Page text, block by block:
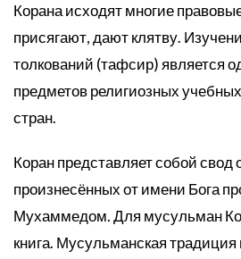
Корана исходят многие
присягают, дают клятву.
толкований (тафсир) является
предметов религиозных
стран.
Коран представляет собой свод
произнесённых от имени Бога
Мухаммедом. Для мусульман
книга. Мусульманская традиция